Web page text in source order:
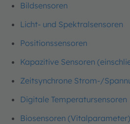
Bildsensoren
Licht- und Spektralsensoren
Positionssensoren
Kapazitive Sensoren
Zeitsynchrone Strom-/
Digitale Temperatursensoren
Biosensoren (Vitalparameter)